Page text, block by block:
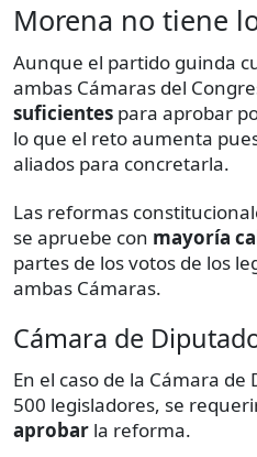
Morena no tiene
Aunque el partido guinda
ambas Cámaras del
suficientes para aprobar
lo que el reto aumenta
aliados para concretarla.
Las reformas
se apruebe con mayoría
partes de los votos de los
ambas Cámaras.
Cámara de
En el caso de la Cámara
500 legisladores, se
aprobar la reforma.